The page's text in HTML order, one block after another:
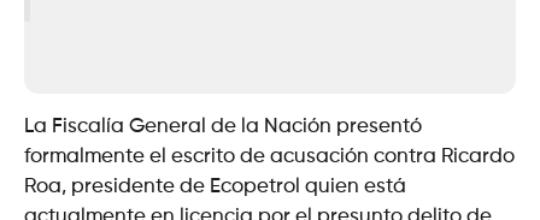
La Fiscalía General de la Nación presentó
formalmente el escrito de acusación contra Ricardo
Roa, presidente de Ecopetrol quien está